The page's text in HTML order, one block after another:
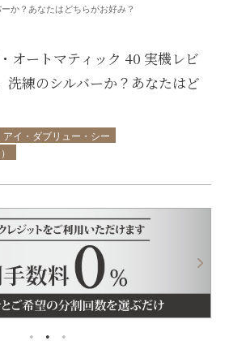
か？あなたはどちらがお好み？
オートマティック 40 実機レビ
洗練のシルバーか？あなたはど
アイ・ダブリュー・シー